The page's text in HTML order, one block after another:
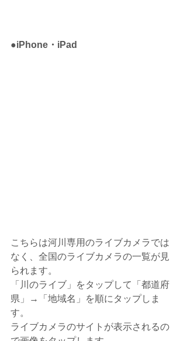
●iPhone・iPad
こちらは河川専用のライブカメラでは
なく、全国のライブカメラの一覧が見
られます。
「川のライブ」をタップして「都道府
県」→「地域名」を順にタップしま
す。
ライブカメラのサイトが表示されるの